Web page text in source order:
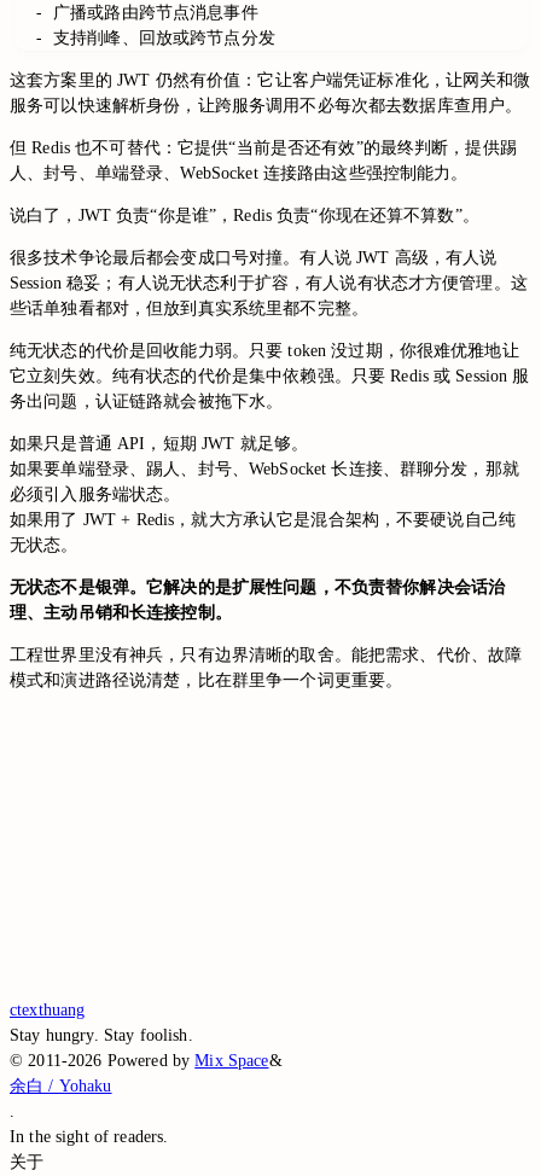
  - 广播或路由跨节点消息事件
  - 支持削峰、回放或跨节点分发
这套方案里的 JWT 仍然有价值：它让客户端凭证标准化，让网关和微
服务可以快速解析身份，让跨服务调用不必每次都去数据库查用户。
但 Redis 也不可替代：它提供“当前是否还有效”的最终判断，提供踢
人、封号、单端登录、WebSocket 连接路由这些强控制能力。
说白了，JWT 负责“你是谁”，Redis 负责“你现在还算不算数”。
很多技术争论最后都会变成口号对撞。有人说 JWT 高级，有人说
Session 稳妥；有人说无状态利于扩容，有人说有状态才方便管理。这
些话单独看都对，但放到真实系统里都不完整。
纯无状态的代价是回收能力弱。只要 token 没过期，你很难优雅地让
它立刻失效。纯有状态的代价是集中依赖强。只要 Redis 或 Session 服
务出问题，认证链路就会被拖下水。
如果只是普通 API，短期 JWT 就足够。
如果要单端登录、踢人、封号、WebSocket 长连接、群聊分发，那就
必须引入服务端状态。
如果用了 JWT + Redis，就大方承认它是混合架构，不要硬说自己纯
无状态。
无状态不是银弹。它解决的是扩展性问题，不负责替你解决会话治
理、主动吊销和长连接控制。
工程世界里没有神兵，只有边界清晰的取舍。能把需求、代价、故障
模式和演进路径说清楚，比在群里争一个词更重要。
ctexthuang
Stay hungry. Stay foolish.
© 2011-2026 Powered by Mix Space&
余白 / Yohaku
In the sight ofreaders.
关于